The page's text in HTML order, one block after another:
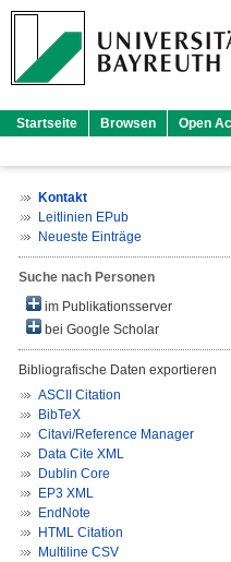
Startseite Browsen Open
Kontakt
Leitlinien EPub
Neueste Einträge
Suche nach Personen
im Publikationsserver
bei Google Scholar
Bibliografische Daten exportieren
ASCII Citation
BibTeX
Citavi/Reference Manager
Data Cite XML
Dublin Core
EP3 XML
EndNote
HTML Citation
Multiline CSV